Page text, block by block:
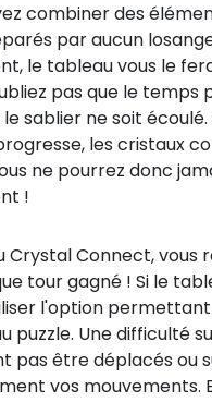
combiner des
par aucun
le tableau vous le
pas que le temps
sablier ne soit
les cristaux
ne pourrez donc
!
Crystal Connect,
tour gagné ! Si le
l'option
puzzle. Une difficulté
pas être déplacés ou
vos mouvements.